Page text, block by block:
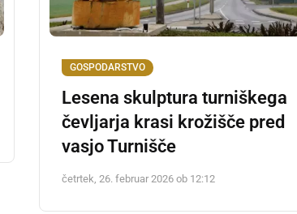
GOSPODARSTVO
Lesena skulptura turniškega
čevljarja krasi krožišče pred
vasjo Turnišče
četrtek, 26. februar 2026 ob 12:12